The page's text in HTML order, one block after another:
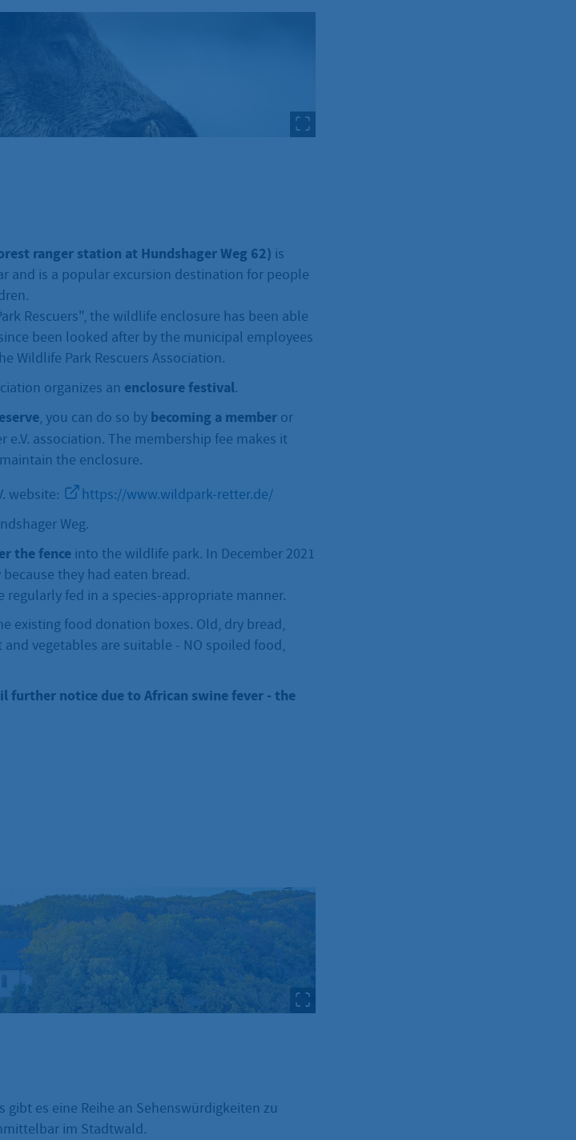
ranger station at Hundshager Weg 62) is
and is a popular excursion destination for people
Rescuers", the wildlife enclosure has been able
been looked after by the municipal employees
Wildlife Park Rescuers Association.
organizes an enclosure festival.
, you can do so by becoming a member or
e.V. association. The membership fee makes it
the enclosure.
website:
https://www.wildpark-retter.de/
Weg.
the fence into the wildlife park. In December 2021
they had eaten bread.
fed in a species-appropriate manner.
existing food donation boxes. Old, dry bread,
vegetables are suitable - NO spoiled food,
further notice due to African swine fever - the
es eine Reihe an Sehenswürdigkeiten zu
im Stadtwald.